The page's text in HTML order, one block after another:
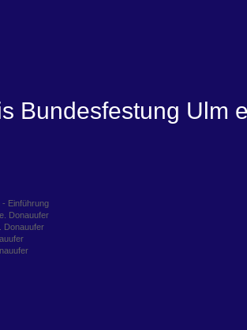
Bundesfestung Ulm
- Einführung
Donauufer
Donauufer